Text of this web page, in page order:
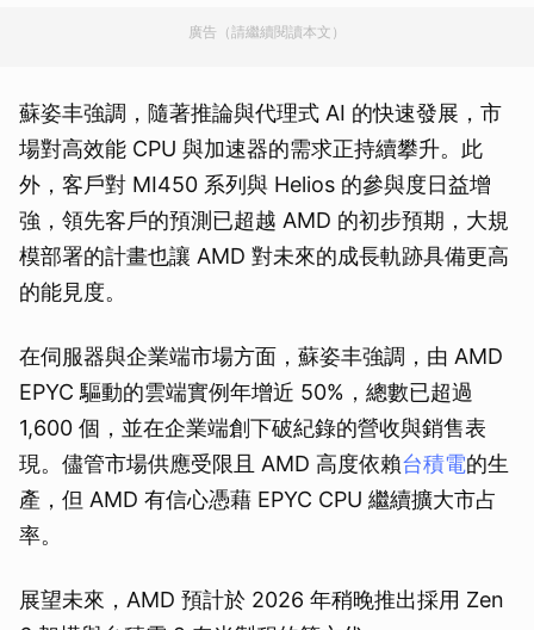
廣告（請繼續閱讀本文）
蘇姿丰強調，隨著推論與代理式 AI 的快速發展，市
場對高效能 CPU 與加速器的需求正持續攀升。此
外，客戶對 MI450 系列與 Helios 的參與度日益增
強，領先客戶的預測已超越 AMD 的初步預期，大規
模部署的計畫也讓 AMD 對未來的成長軌跡具備更高
的能見度。
在伺服器與企業端市場方面，蘇姿丰強調，由 AMD
EPYC 驅動的雲端實例年增近 50%，總數已超過
1,600 個，並在企業端創下破紀錄的營收與銷售表
現。儘管市場供應受限且 AMD 高度依賴台積電的生
產，但 AMD 有信心憑藉 EPYC CPU 繼續擴大市占
率。
展望未來，AMD 預計於 2026 年稍晚推出採用 Zen